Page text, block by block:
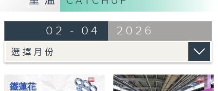
02 - 04 2026